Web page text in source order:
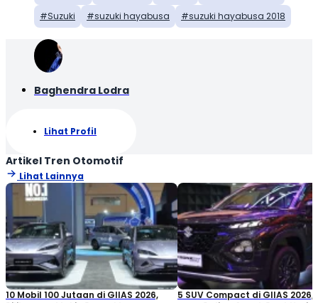
Suzuki
suzuki hayabusa suzuki hayabusa 2018
Baghendra Lodra
Lihat Profil
Artikel Tren Otomotif
Lihat Lainnya
10 Mobil 100 Jutaan di GIIAS 2026,
5 SUV Compact di GIIAS 2026,